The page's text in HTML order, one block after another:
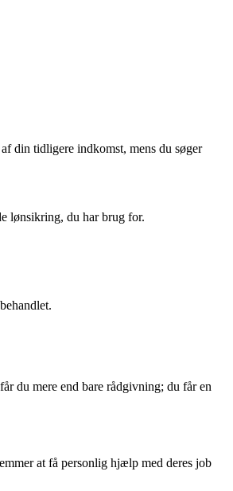
din tidligere indkomst, mens du søger
lønsikring, du har brug for.
du mere end bare rådgivning; du får en
at få personlig hjælp med deres job